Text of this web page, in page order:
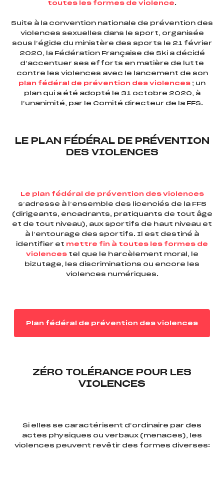
le ski
toutes les formes de violence.
Suite à la convention nationale de prévention des
violences sexuelles dans le sport, organisée
sous l’égide du ministère des sports le 21 février
2020, la Fédération Française de Ski a décidé
d’accentuer ses efforts en matière de lutte
contre les violences avec le lancement de son
plan fédéral de prévention des violences ; un
plan qui a été adopté le 31 octobre 2020, à
l’unanimité, par le Comité directeur de la FFS.
LE PLAN FÉDÉRAL DE PRÉVENTION
DES VIOLENCES
Le plan fédéral de prévention des violences
s’adresse à l’ensemble des licenciés de la FFS
(dirigeants, encadrants, pratiquants de tout âge
et de tout niveau), aux sportifs de haut niveau et
à l’entourage des sportifs. Il est destiné à
identifier et mettre fin à toutes les formes de
violencestel que le harcèlement moral, le
bizutage, les discriminations ou encore les
violences numériques.
Plan fédéral de prévention des violences
ZÉRO TOLÉRANCE POUR LES
VIOLENCES
Si elles se caractérisent d’ordinaire par des
actes physiques ou verbaux (menaces), les
violences peuvent revêtir des formes diverses: